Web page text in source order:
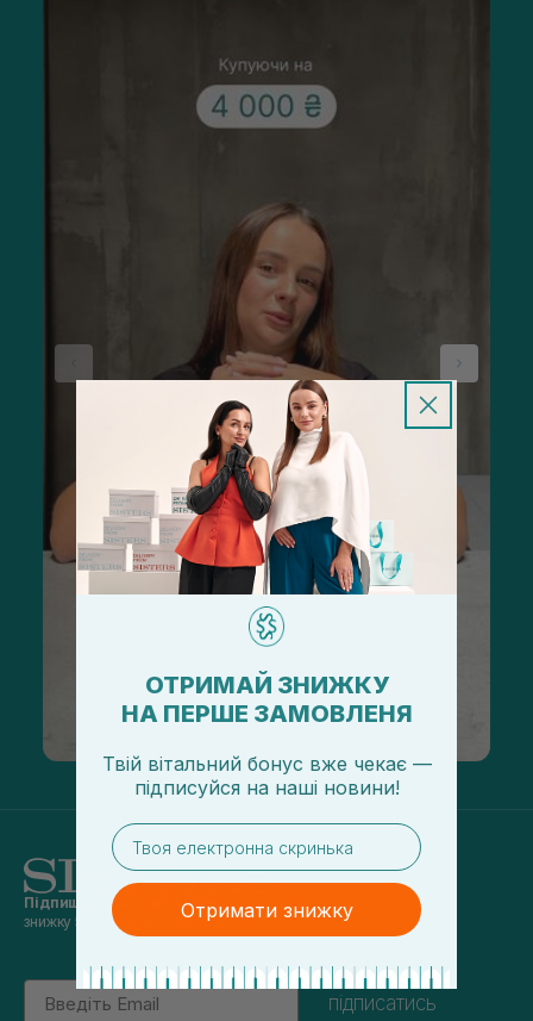
Підпишись на наші новинита отримуй
знижку 5% на перше замовлення
Email
підписатись
ОТРИМАЙ ЗНИЖКУ
НА ПЕРШЕ ЗАМОВЛЕНЯ
Твій вітальний бонус вже чекає —
підписуйся на наші новини!
email
Отримати знижку